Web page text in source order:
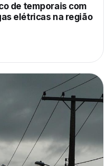
de temporais com
elétricas na região